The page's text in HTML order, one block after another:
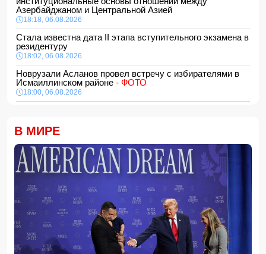
Азербайджаном и Центральной Азией
18:18, 06.08.2026
Стала известна дата II этапа вступительного экзамена в
резидентуру
18:02, 06.08.2026
Новрузали Асланов провел встречу с избирателями в
Исмаиллинском районе - ФОТО
18:00, 06.08.2026
16:48, 06.08.2026
Джейхун Байрамов и Андрей Сибига проводят встречу в
Киеве
16:28, 06.08.2026
Гави покрасил волосы в розовый цвет в честь победы
Испании на ЧМ-2026
16:16, 06.08.2026
США сняли санкции с авиакомпании, обвинявшейся в
перевозке оружия для КСИР
16:00, 06.08.2026
В МИРЕ